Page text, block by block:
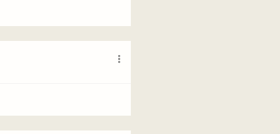
more_vert